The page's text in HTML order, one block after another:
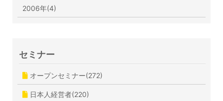
2006年(4)
セミナー
オープンセミナー(272)
日本人経営者(220)